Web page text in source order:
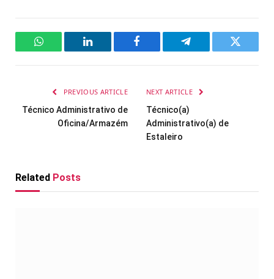
WhatsAppLinkedIn Facebook Telegram Twitter
PREVIOUS ARTICLE
Técnico Administrativo de
Oficina/Armazém
NEXT ARTICLE
Técnico(a)
Administrativo(a) de
Estaleiro
Related Posts